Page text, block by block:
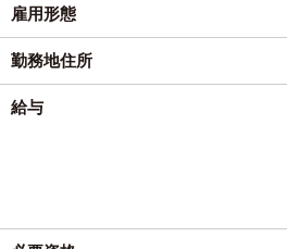
雇用形態
勤務地住所
給与